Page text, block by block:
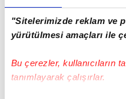
"Sitelerimizde reklam ve
yürütülmesi amaçları ile
Bu çerezler, kullanıcıların
tanımlayarak çalışırlar.
Mete
#KEREM